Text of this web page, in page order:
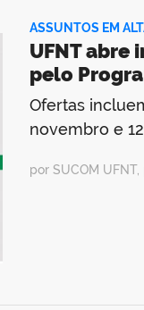
ASSUNTOS EM
UFNT abre
pelo
Ofertas
novembro e
por SUCOM